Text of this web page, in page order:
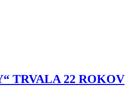
TRVALA 22 ROKOV